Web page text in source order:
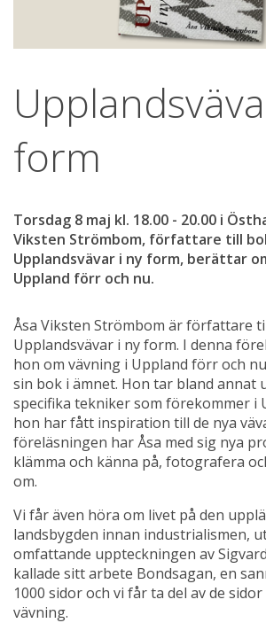
form
Torsdag 8 maj kl. 18.00 - 20.00 i
Viksten Strömbom, författare till
Upplandsvävar i ny form, berättar
Uppland förr och nu.
Åsa Viksten Strömbom är författare
Upplandsvävar i ny form. I denna
hon om vävning i Uppland förr och
sin bok i ämnet. Hon tar bland annat
specifika tekniker som förekommer i
hon har fått inspiration till de nya
föreläsningen har Åsa med sig nya
klämma och känna på, fotografera
om.
Vi får även höra om livet på den
landsbygden innan industrialismen,
omfattande uppteckningen av
kallade sitt arbete Bondsagan, en
1000 sidor och vi får ta del av de
vävning.